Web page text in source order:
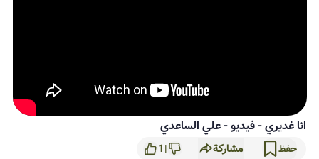
انا غديري - فيديو-علي الساعدي
حفظ مشاركة |
1